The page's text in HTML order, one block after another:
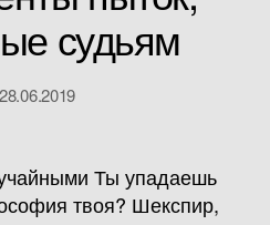
судьям
28.06.2019
Ты упадаешь
твоя? Шекспир,